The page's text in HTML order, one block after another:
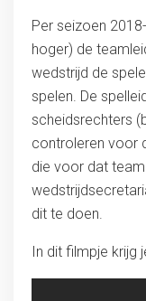
Per seizoen
hoger) de
wedstrijd de
spelen. De
scheidsrechters
controleren voor
die voor dat
dit te doen.
In dit filmpje krijg